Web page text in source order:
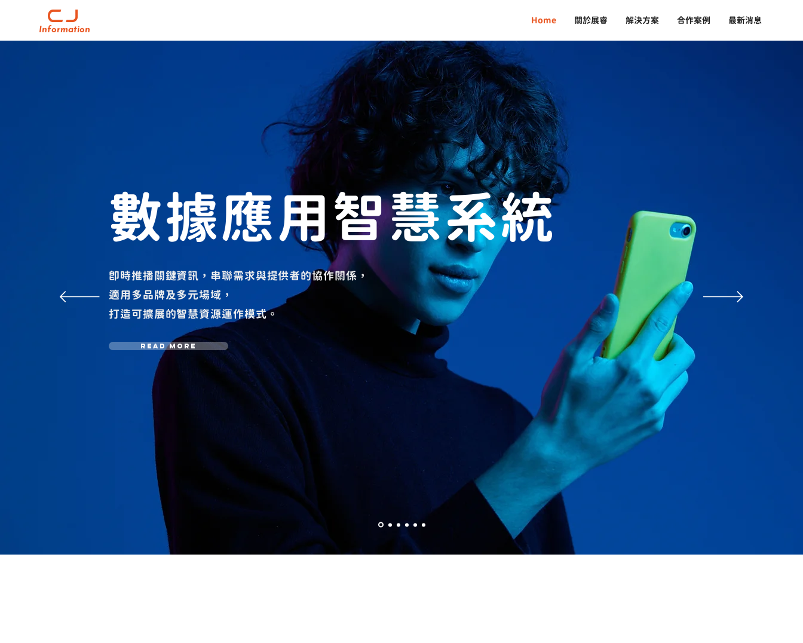
Information
Home 關於展睿 解決方案 合作案例 最新消息
數據應用智慧系統
即時推播關鍵資訊，串聯需求與提供者的協作關係，
適用多品牌及多元場域，
打造可擴展的智慧資源運作模式。
Read more